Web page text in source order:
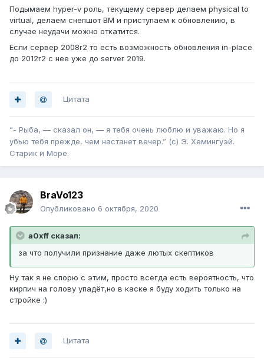
Подымаем hyper-v роль, текущему сервер делаем physical to
virtual, делаем снепшот ВМ и приступаем к обновлению, в
случае неудачи можно откатится.
Если сервер 2008r2 то есть возможность обновления in-place
до 2012r2 с нее уже до server 2019.
Цитата
“- Рыба, — сказал он, — я тебя очень люблю и уважаю. Но я
убью тебя прежде, чем настанет вечер.” (с) Э. Хемингуэй.
Старик и Море.
BraVo123
Опубликовано 6 октября, 2020
a0xff сказал:
за что получили признание даже лютых скептиков
Ну так я не спорю с этим, просто всегда есть вероятность, что
кирпич на голову упадёт,но в каске я буду ходить только на
стройке :)
Цитата